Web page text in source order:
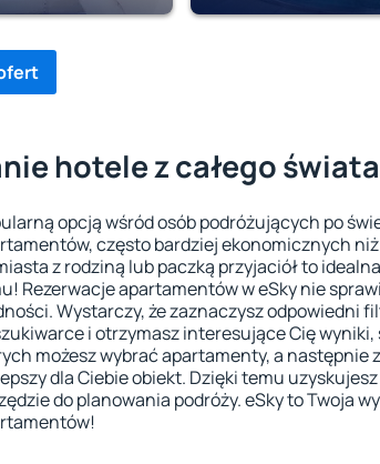
hotele z całego świata
opcją wśród osób podróżujących po
często bardziej ekonomicznych
z rodziną lub paczką przyjaciół to
Rezerwacje apartamentów w eSky nie
Wystarczy, że zaznaczysz odpowiedni
i otrzymasz interesujące Cię wyniki,
możesz wybrać apartamenty, a następnie
dla Ciebie obiekt. Dzięki temu
do planowania podróży. eSky to Twoja